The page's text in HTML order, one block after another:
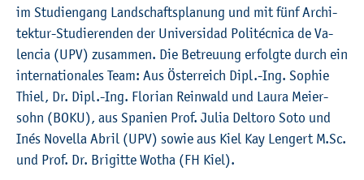
im Stu­di­en­gang Land­schafts­pla­nung und mit fünf Ar­chi­
tek­tur-Stu­die­ren­den der Uni­ver­si­dad Po­li­té­c­ni­ca de Va­
len­cia (UPV) zu­sam­men. Die Be­treu­ung er­folg­te durch ein
in­ter­na­tio­na­les Team: Aus Ös­ter­reich Dipl.-Ing. So­phie
Thiel, Dr. Dipl.-Ing. Flo­ri­an Rein­wald und Laura Mei­er­
sohn (BOKU), aus Spa­ni­en Prof. Julia Del­toro Soto und
Inés No­vel­la Abril (UPV) sowie aus Kiel Kay Len­gert M.​Sc.
und Prof. Dr. Bri­git­te Wotha (FH Kiel).